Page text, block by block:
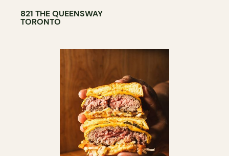
821 THE QUEENSWAY
TORONTO